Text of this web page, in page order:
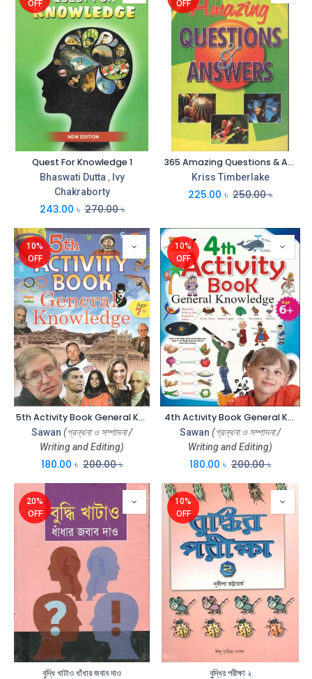
OFF
Quest For Knowledge 1
Bhaswati Dutta , Ivy
Chakraborty
243.00 ৳ 270.00৳
OFF
365 Amazing Questions & Answers (Rohan Book)
Kriss Timberlake
225.00 ৳ 250.00৳
10%
OFF
5th Activity Book General Knowledge
Sawan (গ্রন্থনা ও সম্পাদনা /
Writing and Editing)
180.00 ৳ 200.00৳
10%
OFF
4th Activity Book General Knowledge
Sawan (গ্রন্থনা ও সম্পাদনা /
Writing and Editing)
180.00 ৳ 200.00৳
20%
OFF
বুদ্ধি খাটাও ধাঁধার জবাব দাও
10%
OFF
বুদ্ধির পরীক্ষা ২